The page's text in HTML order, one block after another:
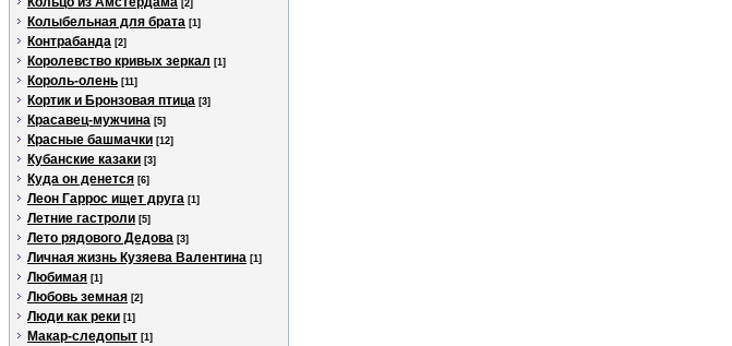
[2]
Колыбельная для брата [1]
Контрабанда [2]
Королевство кривых зеркал [1]
Король-олень [11]
Кортик и Бронзовая птица [3]
Красавец-мужчина [5]
Красные башмачки [12]
Кубанские казаки [3]
Куда он денется [6]
Леон Гаррос ищет друга [1]
Летние гастроли [5]
Лето рядового Дедова [3]
Личная жизнь Кузяева Валентина [1]
Любимая [1]
Любовь земная [2]
Люди как реки [1]
Макар-следопыт [1]